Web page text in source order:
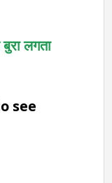
लगता
see